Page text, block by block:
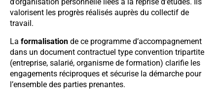
valorisent les progrès réalisés auprès du collectif de
travail.
La formalisation de ce programme d’accompagnement
dans un document contractuel type convention tripartite
(entreprise, salarié, organisme de formation) clarifie les
engagements réciproques et sécurise la démarche pour
l’ensemble des parties prenantes.